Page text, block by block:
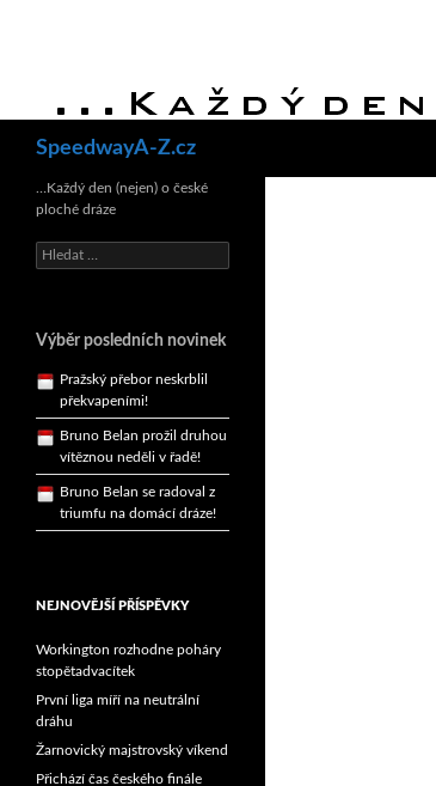
SpeedwayA-Z.cz
…Každý den (nejen) o české
ploché dráze
Vyhledávání
Výběr posledních novinek
triumfu na domácí dráze!
dlouhodrážní titul!
Pražský přebor neskrblil
Bruno Belan prožil druhou
vítěznou neděli v řadě!
Bruno Belan se radoval z
NEJNOVĚJŠÍ PŘÍSPĚVKY
Workington rozhodne poháry
stopětadvacítek
První liga míří na neutrální
dráhu
Žarnovický majstrovský víkend
Přichází čas českého finále